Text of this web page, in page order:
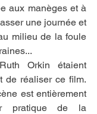
aux manèges et à
une journée et
milieu de la foule
Orkin étaient
de réaliser ce film.
est entièrement
pratique de la